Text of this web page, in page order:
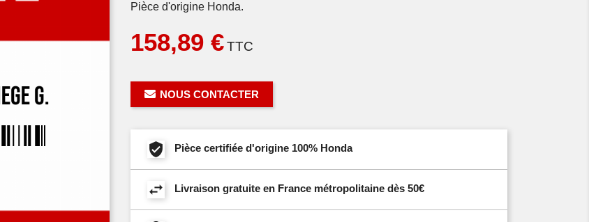
Pièce d'origine Honda.
158,89 €TTC
NOUS CONTACTER
Pièce certifiée d'origine 100% Honda
Livraison gratuite en France métropolitaine dès 50€